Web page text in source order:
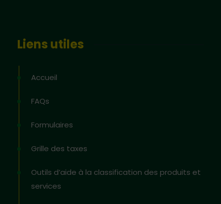
Liens utiles
Accueil
FAQs
Formulaires
Grille des taxes
Outils d’aide à la classification des produits et
services